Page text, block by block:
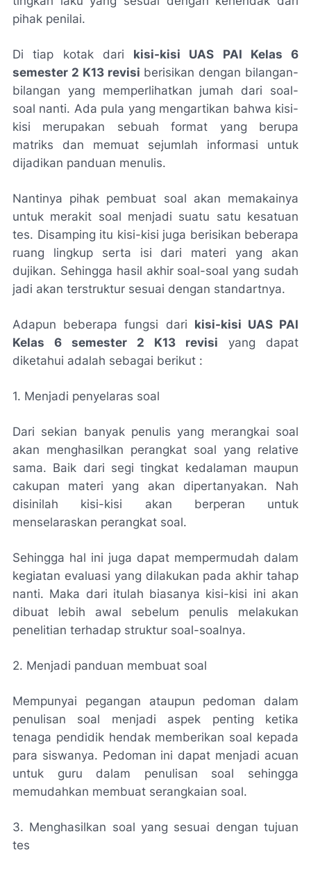
pihak penilai.
Di tiap kotak dari kisi-kisi UAS PAI Kelas 6
semester 2 K13 revisi berisikan dengan bilangan-
bilangan yang memperlihatkan jumah dari soal-
soal nanti. Ada pula yang mengartikan bahwa kisi-
kisi merupakan sebuah format yang berupa
matriks dan memuat sejumlah informasi untuk
dijadikan panduan menulis.
Nantinya pihak pembuat soal akan memakainya
untuk merakit soal menjadi suatu satu kesatuan
tes. Disamping itu kisi-kisi juga berisikan beberapa
ruang lingkup serta isi dari materi yang akan
dujikan. Sehingga hasil akhir soal-soal yang sudah
jadi akan terstruktur sesuai dengan standartnya.
Adapun beberapa fungsi dari kisi-kisi UAS PAI
Kelas 6 semester 2 K13 revisi yang dapat
diketahui adalah sebagai berikut :
1. Menjadi penyelaras soal
Dari sekian banyak penulis yang merangkai soal
akan menghasilkan perangkat soal yang relative
sama. Baik dari segi tingkat kedalaman maupun
cakupan materi yang akan dipertanyakan. Nah
disinilah kisi-kisi akan berperan untuk
menselaraskan perangkat soal.
Sehingga hal ini juga dapat mempermudah dalam
kegiatan evaluasi yang dilakukan pada akhir tahap
nanti. Maka dari itulah biasanya kisi-kisi ini akan
dibuat lebih awal sebelum penulis melakukan
penelitian terhadap struktur soal-soalnya.
2. Menjadi panduan membuat soal
Mempunyai pegangan ataupun pedoman dalam
penulisan soal menjadi aspek penting ketika
tenaga pendidik hendak memberikan soal kepada
para siswanya. Pedoman ini dapat menjadi acuan
untuk guru dalam penulisan soal sehingga
memudahkan membuat serangkaian soal.
3. Menghasilkan soal yang sesuai dengan tujuan
tes